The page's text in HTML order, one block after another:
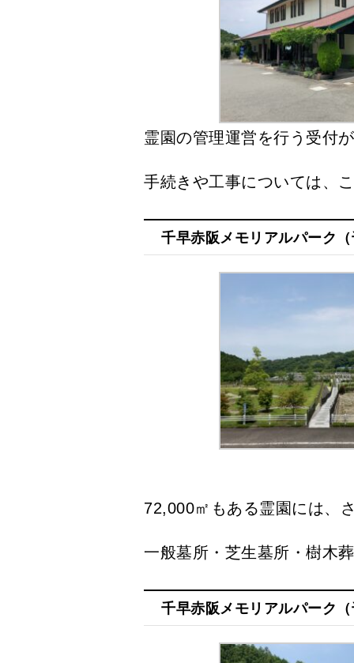
霊園の管理運営を行う受付
手続きや工事については、
千早赤阪メモリアルパーク
72,000㎡もある霊園には、
一般墓所・芝生墓所・樹木
千早赤阪メモリアルパーク